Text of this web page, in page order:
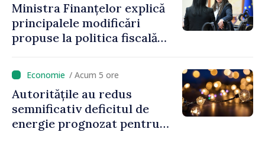
Ministra Finanțelor explică
principalele modificări
propuse la politica fiscală
venit
/ Acum 5 ore
Autoritățile au redus
semnificativ deficitul de
energie prognozat pentru